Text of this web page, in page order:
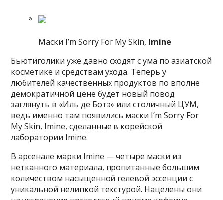
Маски I’m Sorry For My Skin, Imine
Бьютиголики уже давно сходятс ума по азиатской
косметике и средствам ухода. Теперь у
любителей качественных продуктов по вполне
демократичной цене будет новый повод
заглянуть в «Иль де Ботэ» или столичный ЦУМ,
ведь именно там появились маски I’m Sorry For
My Skin, Imine, сделанные в корейской
лаборатории Imine.
В арсенале марки Imine — четыре маски из
нетканного материала, пропитанные большим
количеством насыщенной гелевой эссенции с
уникальной нелипкой текстурой. Нацелены они